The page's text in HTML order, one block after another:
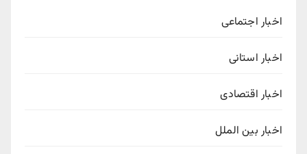
اخبار اجتماعی
اخبار استانی
اخبار اقتصادی
اخبار بین الملل